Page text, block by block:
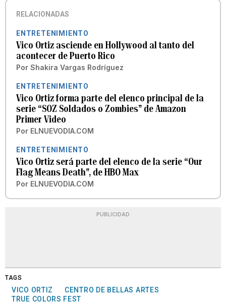
RELACIONADAS
ENTRETENIMIENTO
Vico Ortiz asciende en Hollywood al tanto del
acontecer de Puerto Rico
Por Shakira Vargas Rodríguez
ENTRETENIMIENTO
Vico Ortiz forma parte del elenco principal de la
serie “SOZ Soldados o Zombies” de Amazon
Primer Video
Por ELNUEVODIA.COM
ENTRETENIMIENTO
Vico Ortiz será parte del elenco de la serie “Our
Flag Means Death”, de HBO Max
Por ELNUEVODIA.COM
PUBLICIDAD
TAGS
VICO ORTIZ
CENTRO DE BELLAS ARTES
TRUE COLORS FEST